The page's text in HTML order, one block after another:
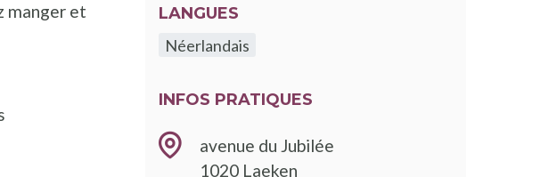
manger et
LANGUES
Néerlandais
INFOS PRATIQUES
avenue du Jubilée
1020 Laeken